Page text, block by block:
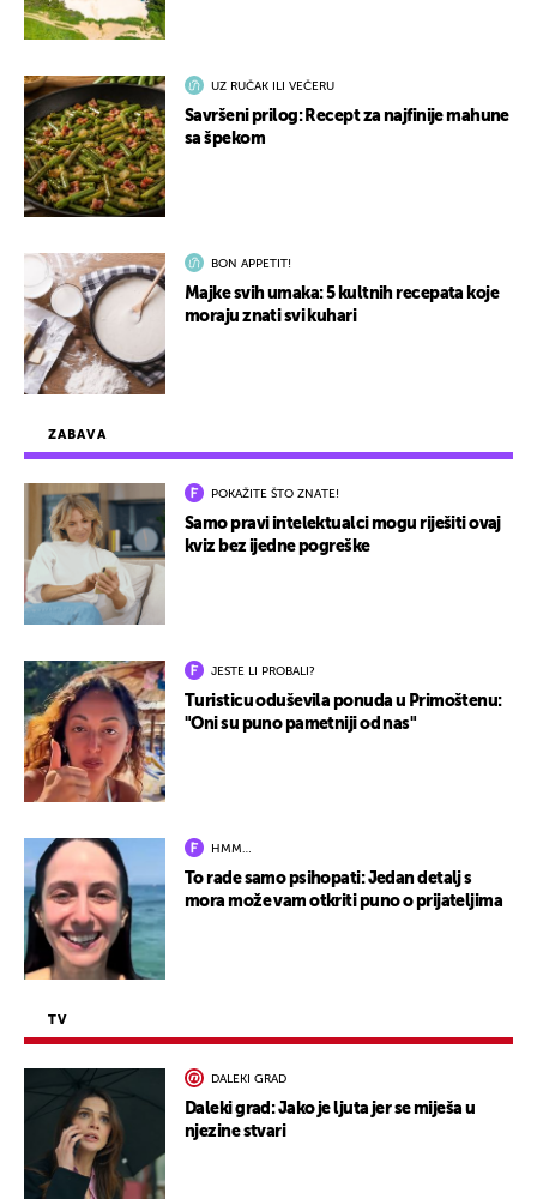
ZABAVA
POKAŽITE ŠTO ZNATE!
Samo pravi intelektualci mogu riješiti ovaj
kviz bez ijedne pogreške
JESTE LI PROBALI?
Turisticu oduševila ponuda u Primoštenu:
"Oni su puno pametniji od nas"
HMM…
To rade samo psihopati: Jedan detalj s
mora može vam otkriti puno o prijateljima
TV
DALEKI GRAD
Daleki grad: Jako je ljuta jer se miješa u
njezine stvari
UZ RUČAK ILI VEČERU
Savršeni prilog: Recept za najfinije mahune
sa špekom
BON APPETIT!
Majke svih umaka: 5 kultnih recepata koje
moraju znati svi kuhari